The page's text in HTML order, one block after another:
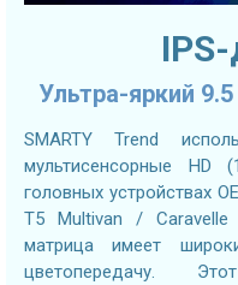
Ультра-яркий
SMARTY Trend
мультисенсорные HD
головных устройствах
T5 Multivan /
матрица имеет
цветопередачу.